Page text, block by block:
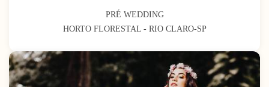
PRÉ WEDDING
HORTO FLORESTAL - RIO CLARO-SP